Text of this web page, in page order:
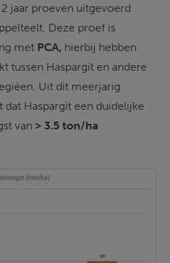
jaar proeven uitgevoerd
Deze proef is
met PCA, hierbij hebben
tussen Haspargit en andere
Uit dit meerjarig
Haspargit een duidelijke
van > 3.5 ton/ha